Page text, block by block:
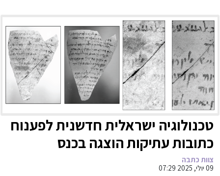
טכנולוגיה ישראלית חדשנית לפענוח
כתובות עתיקות הוצגה בכנס
בינלאומי בגרמניה
צוות כתבה
09 יולי, 2025 07:29